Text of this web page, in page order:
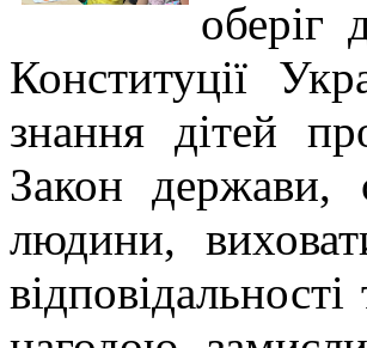
оберіг
Конституції
знання дітей
Закон держави,
людини,